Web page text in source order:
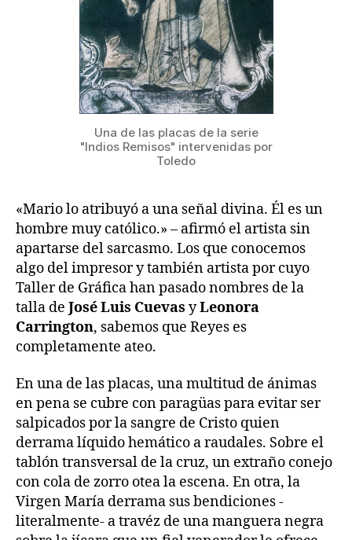
Una de las placas de la serie
"Indios Remisos" intervenidas por
Toledo
«Mario lo atribuyó a una señal divina. Él es un
hombre muy católico.» – afirmó el artista sin
apartarse del sarcasmo. Los que conocemos
algo del impresor y también artista por cuyo
Taller de Gráfica han pasado nombres de la
talla de José Luis Cuevas yLeonora
Carrington, sabemos que Reyes es
completamente ateo.
En una de las placas, una multitud de ánimas
en pena se cubre con paragüas para evitar ser
salpicados por la sangre de Cristo quien
derrama líquido hemático a raudales. Sobre el
tablón transversal de la cruz, un extraño conejo
con cola de zorro otea la escena. En otra, la
Virgen María derrama sus bendiciones -
literalmente- a travéz de una manguera negra